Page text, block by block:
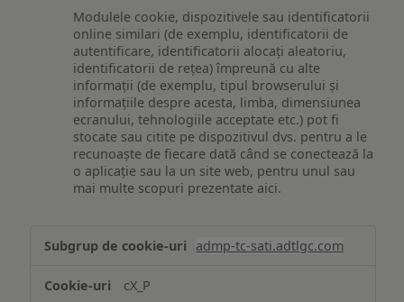
Modulele cookie, dispozitivele sau identificatorii
online similari (de exemplu, identificatorii de
autentificare, identificatorii alocați aleatoriu,
identificatorii de rețea) împreună cu alte
informații (de exemplu, tipul browserului și
informațiile despre acesta, limba, dimensiunea
ecranului, tehnologiile acceptate etc.) pot fi
stocate sau citite pe dispozitivul dvs. pentru a le
recunoaște de fiecare dată când se conectează la
o aplicație sau la un site web, pentru unul sau
mai multe scopuri prezentate aici.
și/sau
informațiilor
admp-tc-sati.adtlgc.com
cX_P